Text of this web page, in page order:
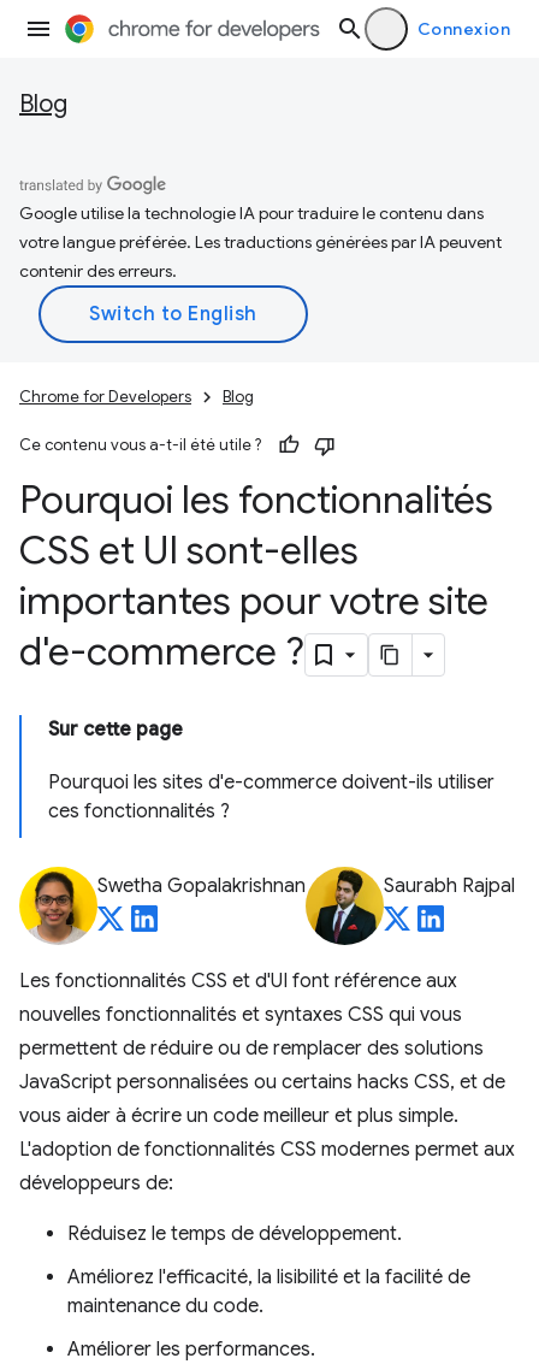
Connexion
Blog
Google utilise la technologie IA pour traduire le contenu dans
votre langue préférée. Les traductions générées par IA peuvent
contenir des erreurs.
Chrome for Developers Blog
Ce contenu vous a-t-il été utile ?
Pourquoi les fonctionnalités
CSS et UI sont-elles
importantes pour votre site
d'e-commerce ?
Sur cette page
Pourquoi les sites d'e-commerce doivent-ils utiliser
ces fonctionnalités ?
Swetha Gopalakrishnan Saurabh Rajpal
Les fonctionnalités CSS et d'UI font référence aux
nouvelles fonctionnalités et syntaxes CSS qui vous
permettent de réduire ou de remplacer des solutions
JavaScript personnalisées ou certains hacks CSS, et de
vous aider à écrire un code meilleur et plus simple.
L'adoption de fonctionnalités CSS modernes permet aux
développeurs de:
Réduisez le temps de développement.
Améliorez l'efficacité, la lisibilité et la facilité de
maintenance du code.
Améliorer les performances.